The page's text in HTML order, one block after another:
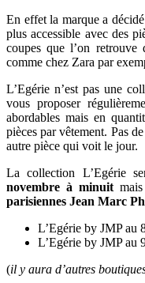
En effet la marque a
plus accessible avec des
coupes que l’on retrouve
comme chez Zara par
L’Egérie n’est pas une
vous proposer
abordables mais en
pièces par vêtement. Pas
autre pièce qui voit le jour.
La collection L’Egérie
novembre à minuit
parisiennes Jean Marc
L’Egérie by JMP au
L’Egérie by JMP au
(il y aura d’autres